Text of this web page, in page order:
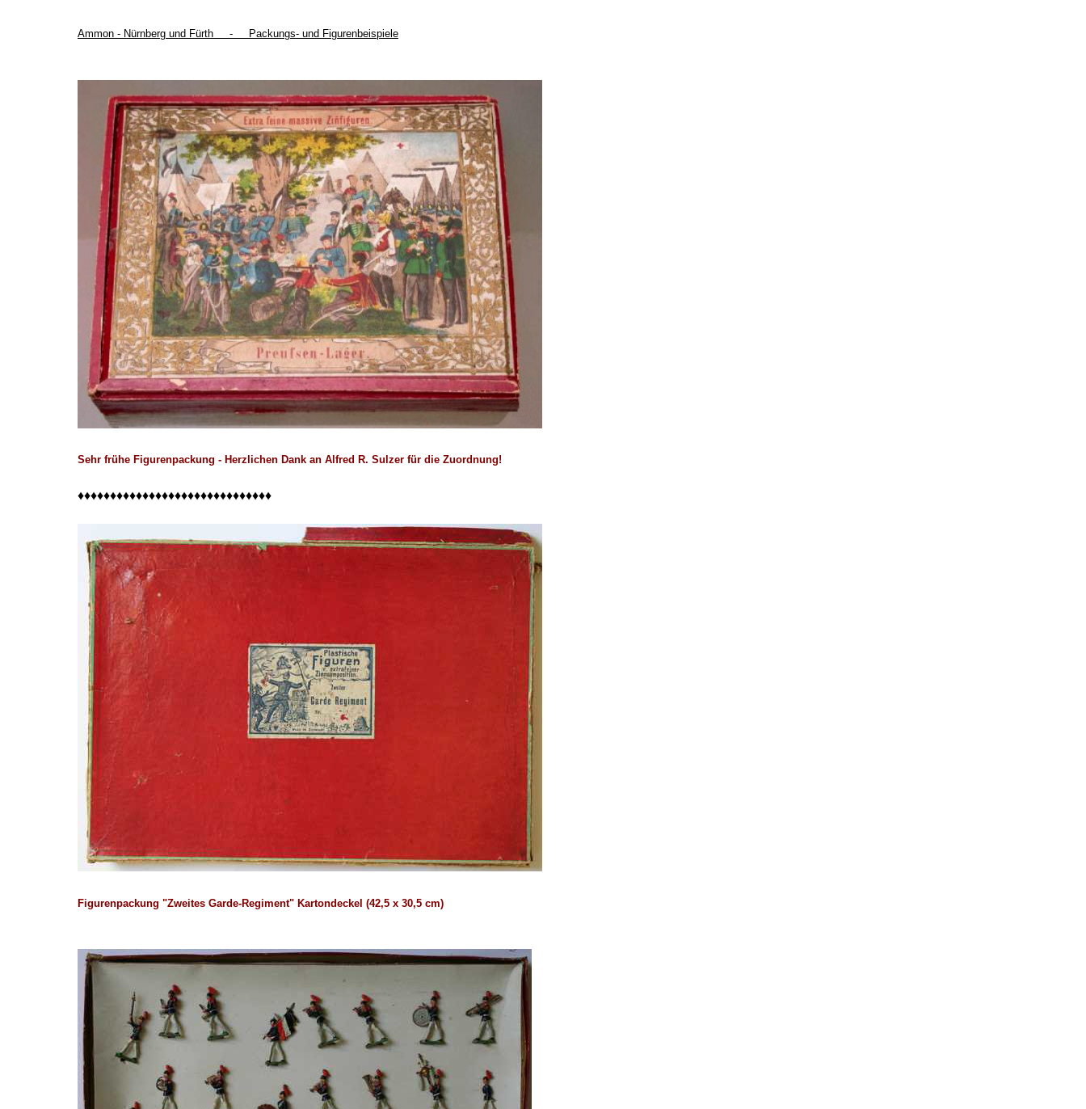
Ammon - Nürnberg und Fürth - Packungs- und Figurenbeispiele
Sehr frühe Figurenpackung - Herzlichen Dank an Alfred R. Sulzer für die Zuordnung!
♦♦♦♦♦♦♦♦♦♦♦♦♦♦♦♦♦♦♦♦♦♦♦♦♦♦♦♦♦♦
Figurenpackung "Zweites Garde-Regiment" Kartondeckel (42,5 x 30,5 cm)